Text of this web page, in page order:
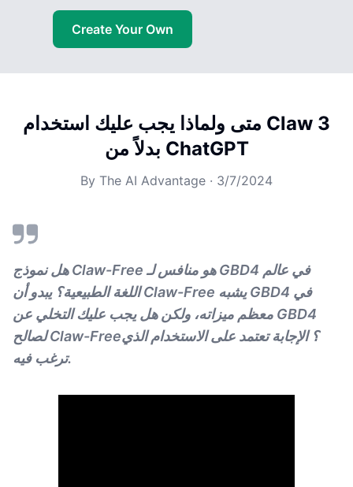
Create Your Own
متى ولماذا يجب عليك استخدام Claw 3
بدلاً من ChatGPT
By The AI Advantage · 3/7/2024
هل نموذج Claw-Free هو منافس لـ GBD4 في عالم
اللغة الطبيعية؟ يبدو أن Claw-Free يشبه GBD4 في
معظم ميزاته، ولكن هل يجب عليك التخلي عن GBD4
لصالح Claw-Free؟ الإجابة تعتمد على الاستخدام الذي
ترغب فيه.